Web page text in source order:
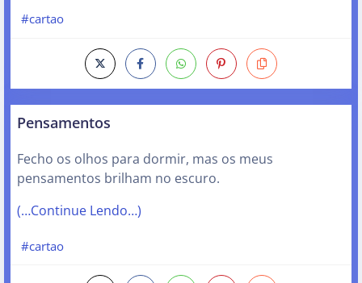
#cartao
Pensamentos
Fecho os olhos para dormir, mas os meus
pensamentos brilham no escuro.
(…Continue Lendo…)
#cartao